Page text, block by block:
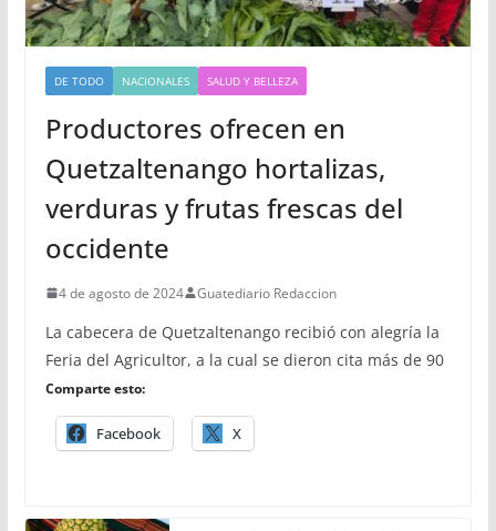
DE TODO NACIONALES SALUD Y BELLEZA
Productores ofrecen en
Quetzaltenango hortalizas,
verduras y frutas frescas del
occidente
4 de agosto de 2024 Guatediario Redaccion
La cabecera de Quetzaltenango recibió con alegría la
Feria del Agricultor, a la cual se dieron cita más de 90
Comparte esto:
Facebook X